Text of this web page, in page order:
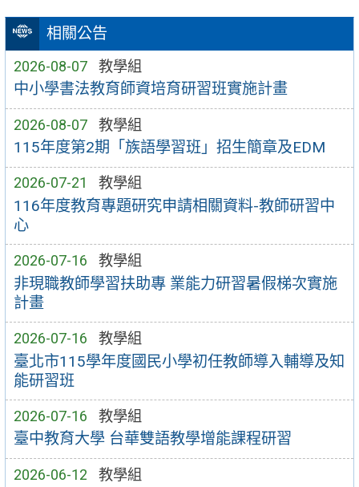
相關公告
2026-08-07 教學組
中小學書法教育師資培育研習班實施計畫
2026-08-07 教學組
115年度第2期「族語學習班」招生簡章及EDM
2026-07-21 教學組
116年度教育專題研究申請相關資料-教師研習中
心
2026-07-16 教學組
非現職教師學習扶助專 業能力研習暑假梯次實施
計畫
2026-07-16 教學組
臺北市115學年度國民小學初任教師導入輔導及知
能研習班
2026-07-16 教學組
臺中教育大學 台華雙語教學增能課程研習
2026-06-12 教學組